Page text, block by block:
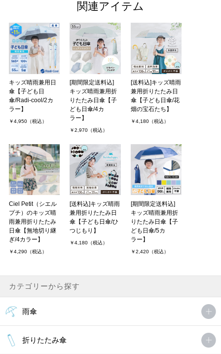
関連アイテム
キッズ晴雨兼用日
傘【子ども日
傘/Radi-cool/2カ
ラー】
￥4,950（税込）
[期間限定送料込]
キッズ晴雨兼用折
りたたみ日傘【子
ども日傘/4カ
ラー】
￥2,970（税込）
[送料込]キッズ晴雨
兼用折りたたみ日
傘【子ども日傘/花
畑の宝石たち】
￥4,180（税込）
Ciel Petit（シエル
プチ）のキッズ晴
雨兼用折りたたみ
日傘【無地切り継
ぎ/4カラー】
￥4,290（税込）
[送料込]キッズ晴雨
兼用折りたたみ日
傘【子ども日傘/ひ
つじもり】
￥4,180（税込）
[期間限定送料込]
キッズ晴雨兼用折
りたたみ日傘【子
ども日傘/5カ
ラー】
￥2,420（税込）
カテゴリーから探す
雨傘
折りたたみ傘